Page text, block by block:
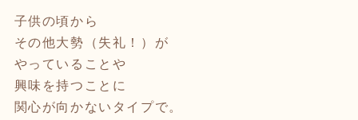
子供の頃から
その他大勢（失礼！）が
やっていることや
興味を持つことに
関心が向かないタイプで。